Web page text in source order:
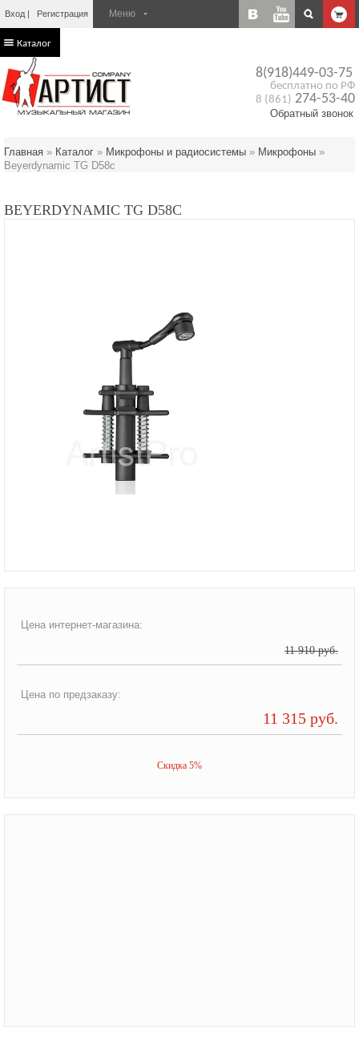
Вход Регистрация
8(918)449-03-75
бесплатно по РФ
8 (861) 274-53-40
Обратный звонок
Каталог
Главная » Каталог » Микрофоны и радиосистемы » Микрофоны »
Beyerdynamic TG D58c
BEYERDYNAMIC TG D58C
Цена интернет-магазина:
11 910 руб.
Цена по предзаказу:
11 315 руб.
Скидка 5%